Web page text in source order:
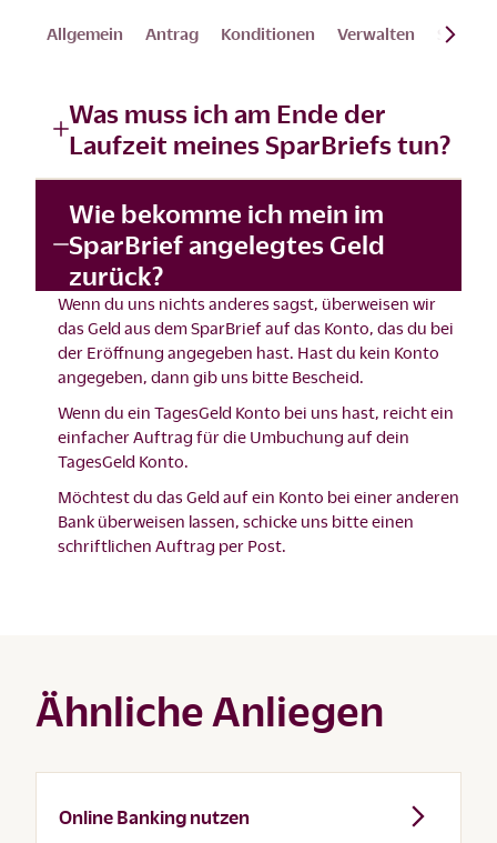
Allgemein Antrag Konditionen Verwalten Steuern
Was muss ich am Ende der
Laufzeit meines SparBriefs tun?
Wie bekomme ich mein im
SparBrief angelegtes Geld
zurück?
Wenn du uns nichts anderes sagst, überweisen wir
das Geld aus dem SparBrief auf das Konto, das du bei
der Eröffnung angegeben hast. Hast du kein Konto
angegeben, dann gib uns bitte Bescheid.
Wenn du ein TagesGeld Konto bei uns hast, reicht ein
einfacher Auftrag für die Umbuchung auf dein
TagesGeld Konto.
Möchtest du das Geld auf ein Konto bei einer anderen
Bank überweisen lassen, schicke uns bitte einen
schriftlichen Auftrag per Post.
Ähnliche Anliegen
Online Banking nutzen